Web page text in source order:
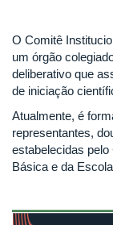
O Comitê
um órgão
deliberativo que
de iniciação
Atualmente, é
representantes,
estabelecidas
Básica e da